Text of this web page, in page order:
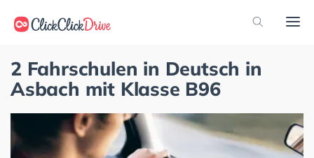
2 Fahrschulen in Deutsch in
Asbach mit Klasse B96